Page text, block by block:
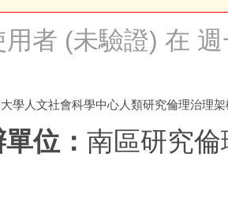
用者 (未驗證) 在
學人文社會科學中心人類研究倫理治理
位： 南區研究